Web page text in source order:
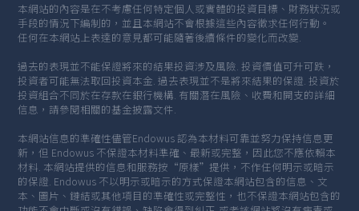
本網站的內容是在不考慮任何特定個人或實體的投資目標、財務狀況或
手段的情況下編制的，並且本網站不會根據這些內容徵求任何行動。
任何在本網站上表達的意見都可能隨著後續條件的變化而改變.
過去的表現並不能保證將來的結果投資涉及風險. 投資價值可升可跌，
投資者可能無法取回投資本金. 過去表現並不是將來結果的保證. 投資於
投資組合不同於在存款在銀行機構. 有關潛在風險、收費和開支的詳細
信息，請參閱相關的基金披露文件.
本網站信息的準確性儘管Endowus 認為本材料可靠並努力保持信息更
新，但 Endowus 不保證本材料準確、最新或完整，因此您不應依賴本
材料. 本網站提供的信息和服務按“原樣”提供，不作任何明示或暗示
的保證. Endowus 不以明示或暗示的方式保證本網站包含的信息、文
本、圖片、鏈結或其他項目的準確性或完整性，也不保證本網站包含的